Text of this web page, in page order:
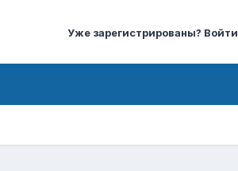
Уже зарегистрированы? Войти